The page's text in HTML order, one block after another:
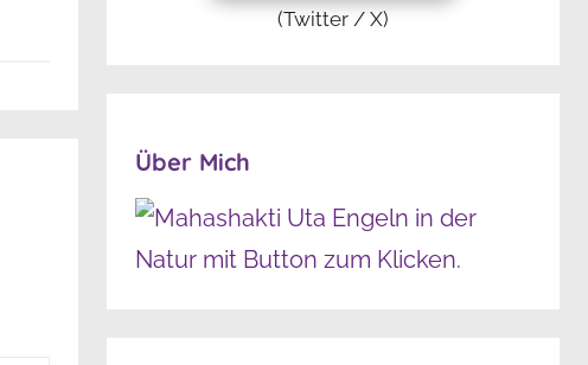
(Twitter / X)
Über Mich